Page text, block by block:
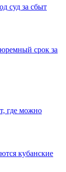
суд за сбыт
срок за
где можно
кубанские